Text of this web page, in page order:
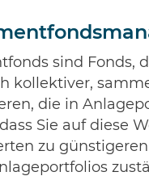
sind Fonds,
kollektiver,
die in
Sie auf diese
zu